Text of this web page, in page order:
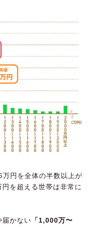
円を全体の半数以上が
を超える世帯は非常に
届かない 「1,000万〜